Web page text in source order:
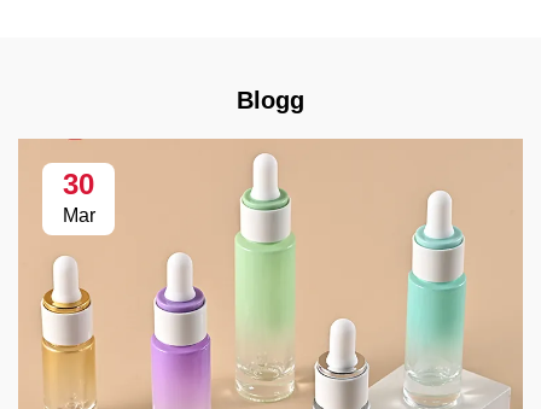
Blogg
30
Mar